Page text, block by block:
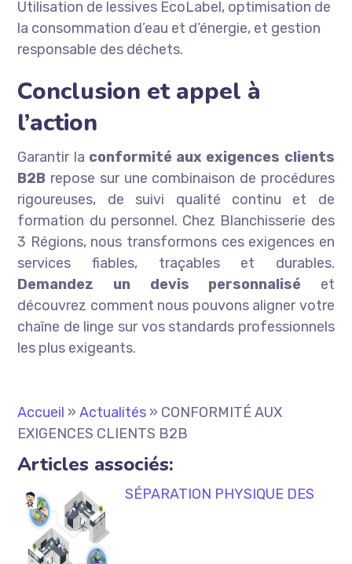
Utilisation de lessives EcoLabel, optimisation de
la consommation d’eau et d’énergie, et gestion
responsable des déchets.
Conclusion et appel à
l’action
Garantir la conformité aux exigences clients
B2B repose sur une combinaison de procédures
rigoureuses, de suivi qualité continu et de
formation du personnel. Chez Blanchisserie des
3 Régions, nous transformons ces exigences en
services fiables, traçables et durables.
Demandez un devis personnalisé et
découvrez comment nous pouvons aligner votre
chaîne de linge sur vos standards professionnels
les plus exigeants.
Accueil »Actualités » CONFORMITÉ AUX
EXIGENCES CLIENTS B2B
Articles associés:
SÉPARATION PHYSIQUE DES